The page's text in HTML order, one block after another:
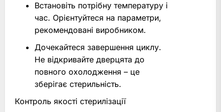
Встановіть потрібну температуру і
час. Орієнтуйтеся на параметри,
рекомендовані виробником.
Дочекайтеся завершення циклу.
Не відкривайте дверцята до
повного охолодження – це
зберігає стерильність.
Контроль якості стерилізації